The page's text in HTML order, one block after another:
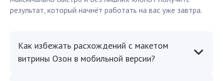
результат, который начнёт работать на вас уже завтра.
Как избежать расхождений с макетом
витрины Озон в мобильной версии?